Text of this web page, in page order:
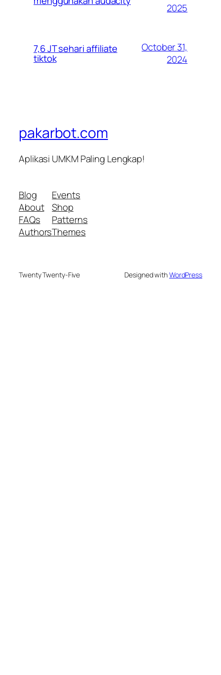
2025
7,6 JT sehari affiliate
tiktok
October 31,
2024
pakarbot.com
Aplikasi UMKM Paling Lengkap!
Blog
About
FAQs
Authors
Events
Shop
Patterns
Themes
Twenty Twenty-Five Designed withWordPress